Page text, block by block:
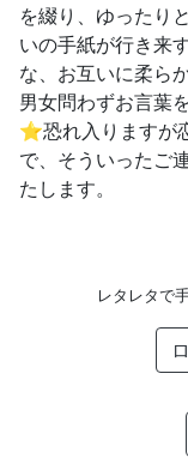
を綴り、ゆったり
いの手紙が行き来
な、お互いに柔ら
男女問わずお言葉
⭐︎恐れ入りますが
で、そういったご
たします。
レタレタで